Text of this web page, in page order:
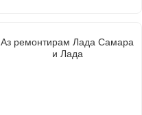
Аз ремонтирам Лада Самара
и Лада